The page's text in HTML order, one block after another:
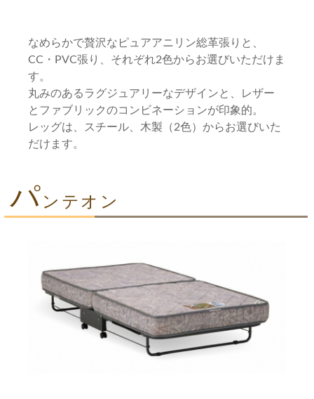
なめらかで贅沢なピュアアニリン総革張りと、
CC・PVC張り、それぞれ2色からお選びいただけま
す。
丸みのあるラグジュアリーなデザインと、レザー
とファブリックのコンビネーションが印象的。
レッグは、スチール、木製（2色）からお選びいた
だけます。
パ ンテオン